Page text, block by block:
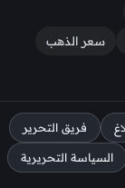
سعر الذهب
فريق التحرير
السياسة التحريرية